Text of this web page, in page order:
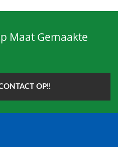
Maat Gemaakte
OP!!